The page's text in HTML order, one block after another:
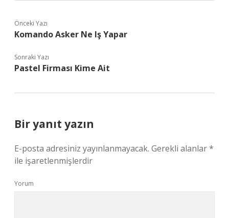
Önceki Yazı
Komando Asker Ne Iş Yapar
Sonraki Yazı
Pastel Firması Kime Ait
Bir yanıt yazın
E-posta adresiniz yayınlanmayacak. Gerekli alanlar*
ile işaretlenmişlerdir
Yorum